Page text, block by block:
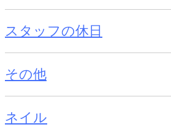
スタッフの休日
その他
ネイル